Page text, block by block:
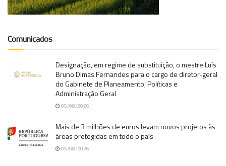
Comunicados
Designação, em regime de substituição, o mestre Luís
Bruno Dimas Fernandes para o cargo de diretor-geral
do Gabinete de Planeamento, Políticas e
Administração Geral
05/08/2026
Mais de 3 milhões de euros levam novos projetos às
áreas protegidas em todo o país
05/08/2026